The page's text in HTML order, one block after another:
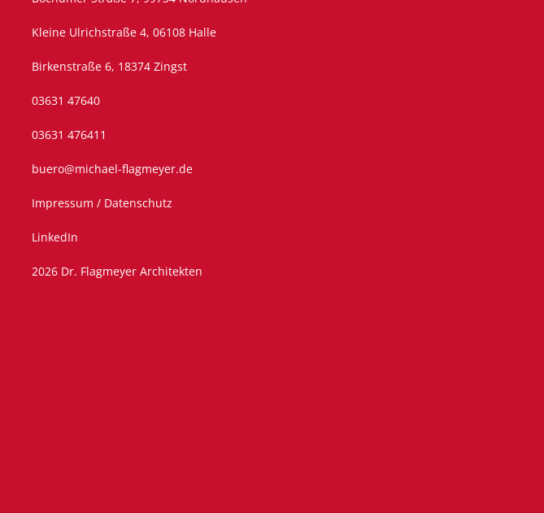
Kleine Ulrichstraße 4, 06108 Halle
Birkenstraße 6, 18374 Zingst
03631 47640
03631 476411
buero@michael-flagmeyer.de
Impressum / Datenschutz
LinkedIn
2026 Dr. Flagmeyer Architekten